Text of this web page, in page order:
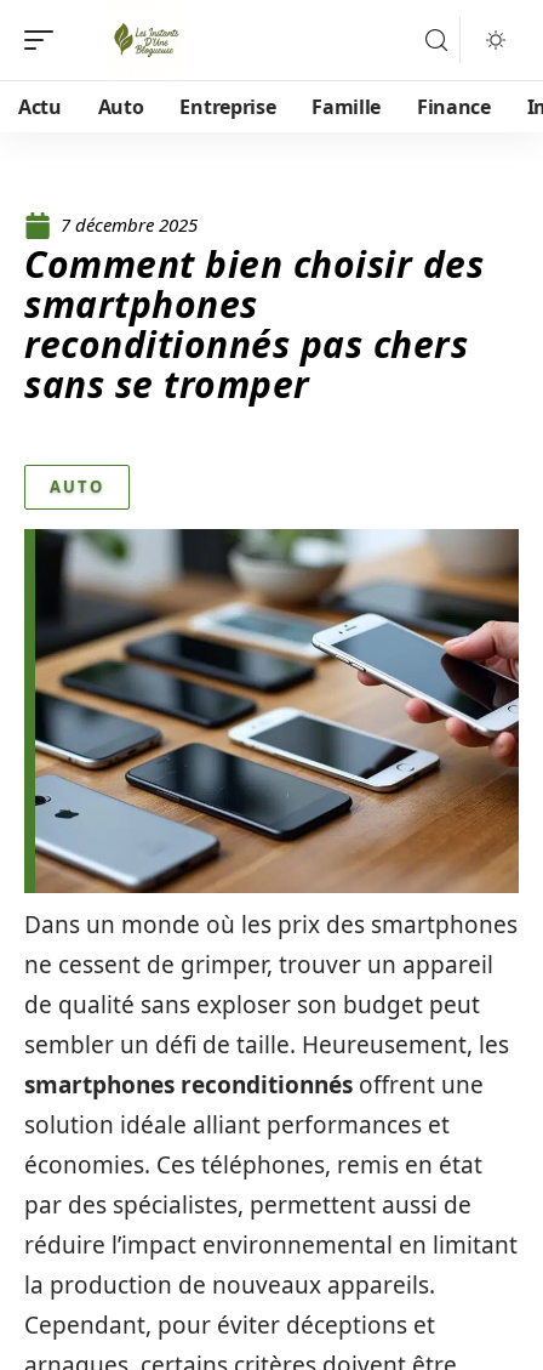
Actu Auto Entreprise Famille Finance
7 décembre 2025
Comment bien choisir des
smartphones
reconditionnés pas chers
sans se tromper
AUTO
Dans un monde où les prix des smartphones
ne cessent de grimper, trouver un appareil
de qualité sans exploser son budget peut
sembler un défi de taille. Heureusement, les
smartphones reconditionnés offrent une
solution idéale alliant performances et
économies. Ces téléphones, remis en état
par des spécialistes, permettent aussi de
réduire l’impact environnemental en limitant
la production de nouveaux appareils.
Cependant, pour éviter déceptions et